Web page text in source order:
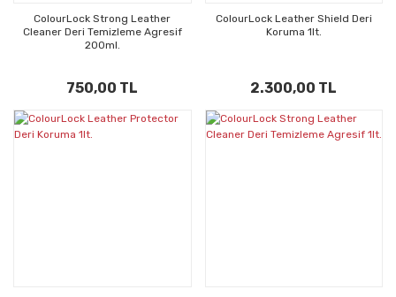
ColourLock Strong Leather
Cleaner Deri Temizleme Agresif
200ml.
750,00 TL
ColourLock Leather Shield Deri
Koruma 1lt.
2.300,00 TL